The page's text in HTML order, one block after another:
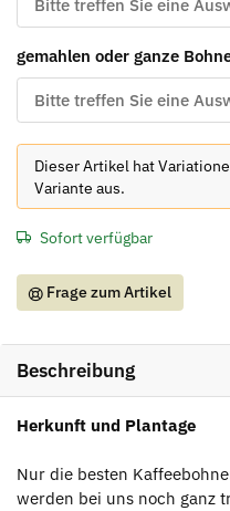
Bitte treffen Sie eine
gemahlen oder ganze
Bitte treffen Sie eine
x
Dieser Artikel hat
Variante aus.
Sofort verfügbar
Frage zum Artikel
Beschreibung
Herkunft und Plantage
Nur die besten
werden bei uns noch ganz